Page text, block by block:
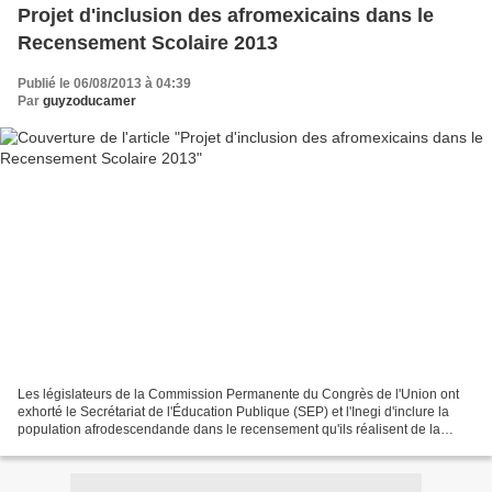
Projet d'inclusion des afromexicains dans le
Recensement Scolaire 2013
Publié le 06/08/2013 à 04:39
Par guyzoducamer
Les législateurs de la Commission Permanente du Congrès de l'Union ont
exhorté le Secrétariat de l'Éducation Publique (SEP) et l'Inegi d'inclure la
population afrodescendande dans le recensement qu'ils réalisent de la